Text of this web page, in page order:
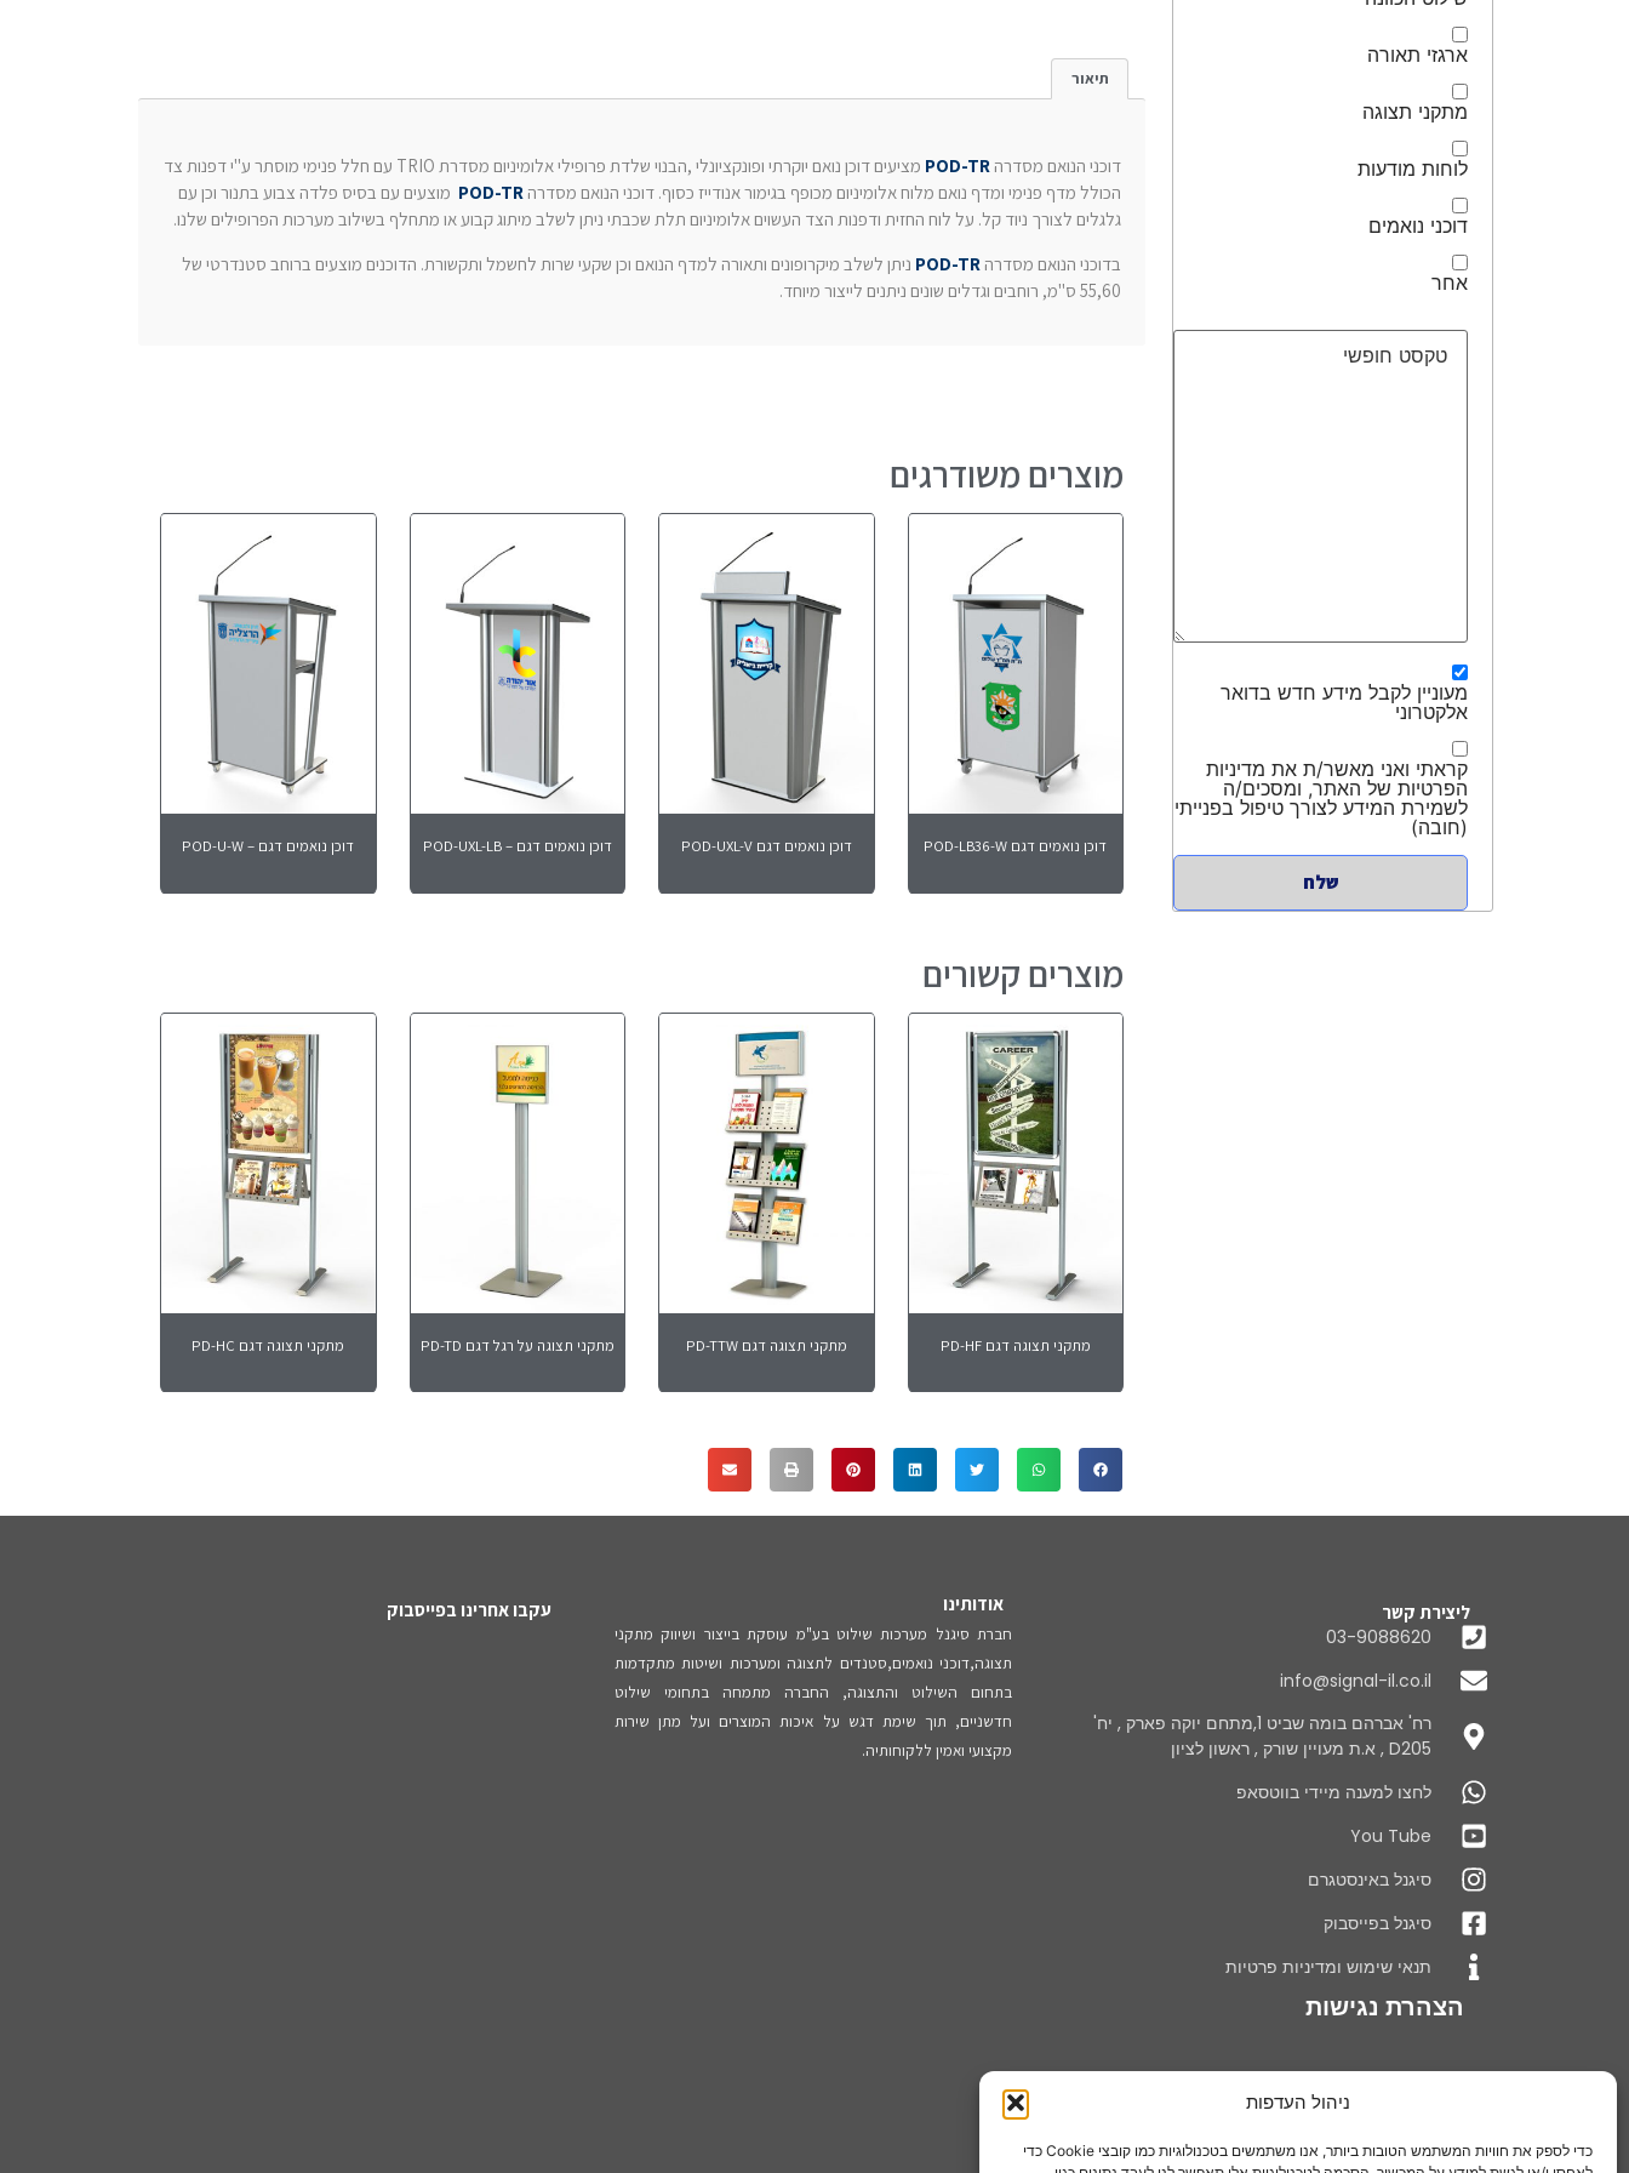
ניהול העדפות
כדי לספק את חוויות המשתמש הטובות ביותר, אנו משתמשים בטכנולוגיות כמו קובצי Cookie כדי
ארגזי תאורה
מתקני תצוגה
לוחות מודעות
דוכני נואמים
אחר
מעוניין לקבל מידע חדש בדואר
אלקטרוני
קראתי ואני מאשר/ת את מדיניות
הפרטיות של האתר, ומסכים/ה
לשמירת המידע לצורך טיפול בפנייתי
(חובה)
תיאור
דוכני הנואם מסדרה POD-TR
מציעים דוכן נואם יוקרתי ופונקציונלי ,הבנוי שלדת פרופילי אלומיניום מסדרת TRIO עם חלל פנימי מוסתר ע"י דפנות צד
הכולל מדף פנימי ומדף נואם מלוח אלומיניום מכופף בגימור אנודייז כסוף. דוכני הנואם מסדרה POD-TR מוצעים עם בסיס פלדה צבוע בתנור וכן עם
גלגלים לצורך ניוד קל. על לוח החזית ודפנות הצד העשוים אלומיניום תלת שכבתי ניתן לשלב מיתוג קבוע או מתחלף בשילוב מערכות הפרופילים שלנו.
בדוכני הנואם מסדרה POD-TR ניתן לשלב מיקרופונים ותאורה למדף הנואם וכן שקעי שרות לחשמל ותקשורת. הדוכנים מוצעים ברוחב סטנדרטי של
55,60 ס"מ, רוחבים וגדלים שונים ניתנים לייצור מיוחד.
מוצרים משודרגים
דוכן נואמים דגם POD-LB36-W דוכן נואמים דגם POD-UXL-V דוכן נואמים דגם – POD-UXL-LB דוכן נואמים דגם – POD-U-W
מוצרים קשורים
מתקני תצוגה דגם PD-HF מתקני תצוגה דגם PD-TTW מתקני תצוגה על רגל דגם PD-TD מתקני תצוגה דגם PD-HC
ליצירת קשר
03-9088620
info@signal-il.co.il
רח' אברהם בומה שביט 1,מתחם יוקה פארק , יח'
D205 , א.ת מעויין שורק , ראשון לציון
לחצו למענה מיידי בווטסאפ
You Tube
סיגנל באינסטגרם
סיגנל בפייסבוק
תנאי שימוש ומדיניות פרטיות
הצהרת נגישות
אודותינו
חברת סיגנל מערכות שילוט בע"מ עוסקת בייצור ושיווק מתקני
תצוגה,דוכני נואמים,סטנדים לתצוגה ומערכות ושיטות מתקדמות
בתחום השילוט והתצוגה, החברה מתמחה בתחומי שילוט
חדשניים, תוך שימת דגש על איכות המוצרים ועל מתן שירות
מקצועי ואמין ללקוחותיה.
עקבו אחרינו בפייסבוק